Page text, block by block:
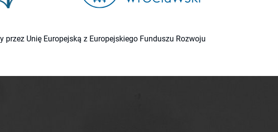
Unię Europejską z Europejskiego Funduszu Rozwoju